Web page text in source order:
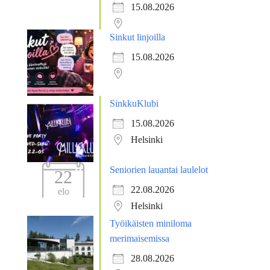
15.08.2026
Sinkut linjoilla
15.08.2026
SinkkuKlubi
15.08.2026
Helsinki
22
elo
Seniorien lauantai laulelot
22.08.2026
Helsinki
Työikäisten miniloma
merimaisemissa
28.08.2026